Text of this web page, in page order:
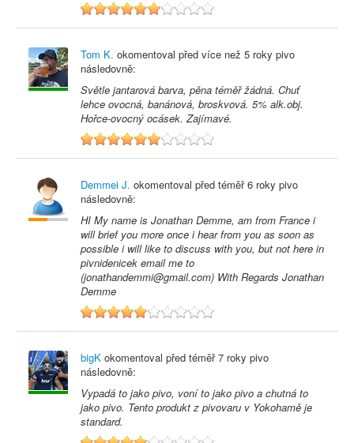
6
Tom K. okomentoval před více než 5 roky pivo
následovně:
Světle jantarová barva, pěna téměř žádná. Chuť
lehce ovocná, banánová, broskvová. 5% alk.obj.
Hořce-ovocný ocásek. Zajímavé.
6
Demmei J. okomentoval před téměř 6 roky pivo
následovně:
HI My name is Jonathan Demme, am from France i
will brief you more once i hear from you as soon as
possible i will like to discuss with you, but not here in
pivnidenicek email me to
(jonathandemmi@gmail.com) With Regards Jonathan
Demme
5
bigK okomentoval před téměř 7 roky pivo
následovně:
Vypadá to jako pivo, voní to jako pivo a chutná to
jako pivo. Tento produkt z pivovaru v Yokohamě je
standard.